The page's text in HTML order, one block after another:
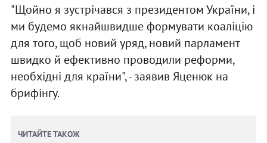
"Щойно я зустрічався з президентом України, і
ми будемо якнайшвидше формувати коаліцію
для того, щоб новий уряд, новий парламент
швидко й ефективно проводили реформи,
необхідні для країни", - заявив Яценюк на
брифінгу.
ЧИТАЙТЕ ТАКОЖ